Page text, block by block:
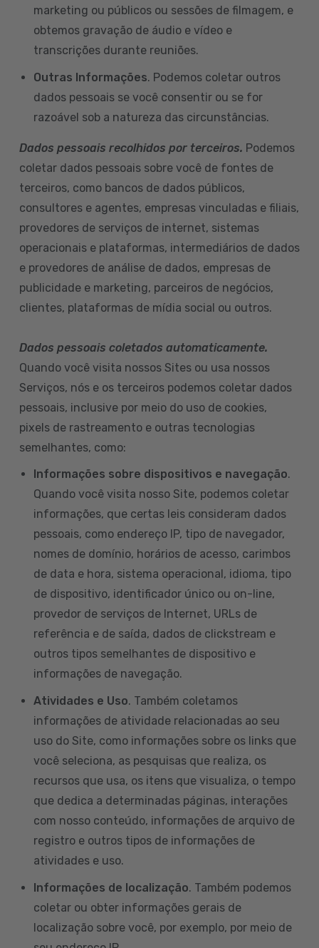
marketing ou públicos ou sessões de filmagem, e
obtemos gravação de áudio e vídeo e
transcrições durante reuniões.
Outras Informações. Podemos coletar outros
dados pessoais se você consentir ou se for
razoável sob a natureza das circunstâncias.
Dados pessoais recolhidos por terceiros. Podemos
coletar dados pessoais sobre você de fontes de
terceiros, como bancos de dados públicos,
consultores e agentes, empresas vinculadas e filiais,
provedores de serviços de internet, sistemas
operacionais e plataformas, intermediários de dados
e provedores de análise de dados, empresas de
publicidade e marketing, parceiros de negócios,
clientes, plataformas de mídia social ou outros.
Dados pessoais coletados automaticamente.
Quando você visita nossos Sites ou usa nossos
Serviços, nós e os terceiros podemos coletar dados
pessoais, inclusive por meio do uso de cookies,
pixels de rastreamento e outras tecnologias
semelhantes, como:
Informações sobre dispositivos e navegação.
Quando você visita nosso Site, podemos coletar
informações, que certas leis consideram dados
pessoais, como endereço IP, tipo de navegador,
nomes de domínio, horários de acesso, carimbos
de data e hora, sistema operacional, idioma, tipo
de dispositivo, identificador único ou on-line,
provedor de serviços de Internet, URLs de
referência e de saída, dados de clickstream e
outros tipos semelhantes de dispositivo e
informações de navegação.
Atividades e Uso. Também coletamos
informações de atividade relacionadas ao seu
uso do Site, como informações sobre os links que
você seleciona, as pesquisas que realiza, os
recursos que usa, os itens que visualiza, o tempo
que dedica a determinadas páginas, interações
com nosso conteúdo, informações de arquivo de
registro e outros tipos de informações de
atividades e uso.
Informações de localização. Também podemos
coletar ou obter informações gerais de
localização sobre você, por exemplo, por meio de